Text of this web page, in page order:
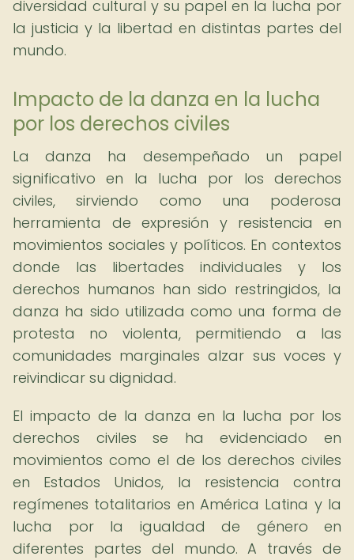
diversidad cultural y su papel en la lucha por
la justicia y la libertad en distintas partes del
mundo.
Impacto de la danza en la lucha
por los derechos civiles
La danza ha desempeñado un papel
significativo en la lucha por los derechos
civiles, sirviendo como una poderosa
herramienta de expresión y resistencia en
movimientos sociales y políticos. En contextos
donde las libertades individuales y los
derechos humanos han sido restringidos, la
danza ha sido utilizada como una forma de
protesta no violenta, permitiendo a las
comunidades marginales alzar sus voces y
reivindicar su dignidad.
El impacto de la danza en la lucha por los
derechos civiles se ha evidenciado en
movimientos como el de los derechos civiles
en Estados Unidos, la resistencia contra
regímenes totalitarios en América Latina y la
lucha por la igualdad de género en
diferentes partes del mundo. A través de